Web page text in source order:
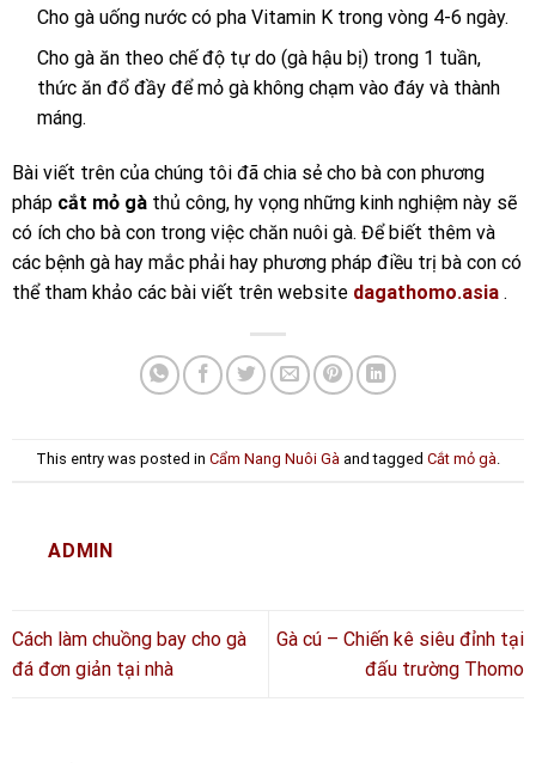
Cho gà uống nước có pha Vitamin K trong vòng 4-6 ngày.
Cho gà ăn theo chế độ tự do (gà hậu bị) trong 1 tuần,
thức ăn đổ đầy để mỏ gà không chạm vào đáy và thành
máng.
Bài viết trên của chúng tôi đã chia sẻ cho bà con phương
pháp cắt mỏ gà thủ công, hy vọng những kinh nghiệm này sẽ
có ích cho bà con trong việc chăn nuôi gà. Để biết thêm và
các bệnh gà hay mắc phải hay phương pháp điều trị bà con có
thể tham khảo các bài viết trên website dagathomo.asia .
This entry was posted in Cẩm Nang Nuôi Gà and tagged Cắt mỏ gà.
ADMIN
Cách làm chuồng bay cho gà
đá đơn giản tại nhà
Gà cú – Chiến kê siêu đỉnh tại
đấu trường Thomo